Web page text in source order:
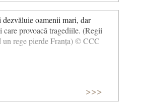
oamenii mari, dar
care provoacă tragediile. (Regii
un rege pierde Franța) © CCC
>>>